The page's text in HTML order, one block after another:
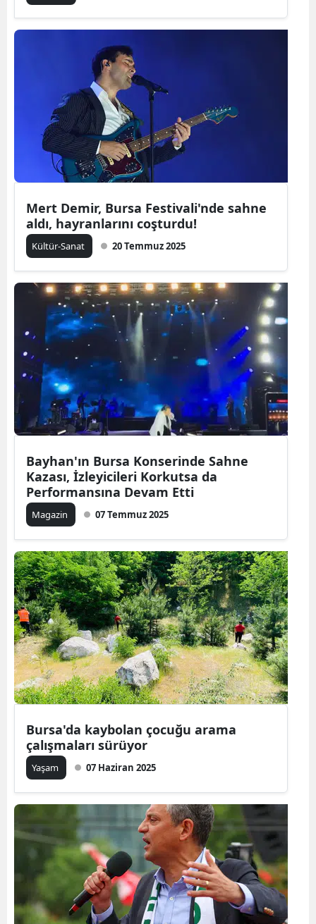
Mert Demir, Bursa Festivali'nde sahne
aldı, hayranlarını coşturdu!
Kültür-Sanat 20 Temmuz 2025
Bayhan'ın Bursa Konserinde Sahne
Kazası, İzleyicileri Korkutsa da
Performansına Devam Etti
Magazin 07 Temmuz 2025
Bursa'da kaybolan çocuğu arama
çalışmaları sürüyor
Yaşam 07 Haziran 2025